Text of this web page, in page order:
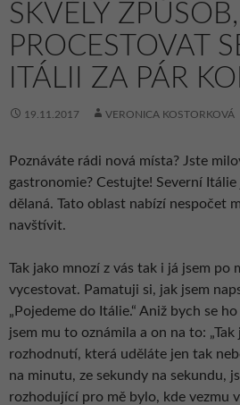
SKVĚLÝ
PROCESTOVAT
ITÁLII ZA PÁR
19.11.2017 VERONICA KOSTORKOVÁ
Poznáváte rádi nová místa? Jste
gastronomie? Cestujte! Severní
dělaná. Tato oblast nabízí nespočet
navštívit.
Tak jako mnozí z vás tak i já jsem
vycestovat. Pamatuji si, jak jsem
„Pojedeme do Itálie.“ Aniž bych se
jsem mu to oznámila a on na to:
rozhodnutí, která uděláte jen tak
na minutu, ze sekundy na sekundu,
rozhodující pro mě bylo, kde vezmu